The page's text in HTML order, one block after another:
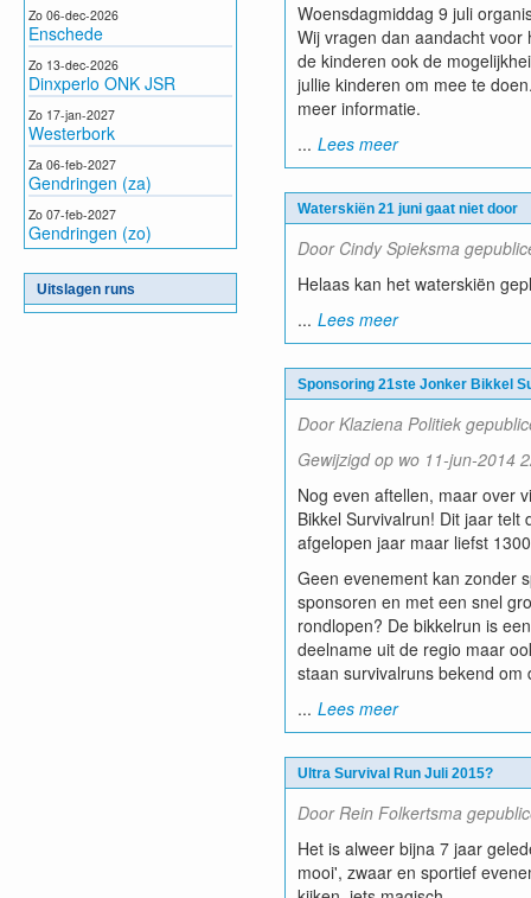
Zo 06-dec-2026
Enschede
Zo 13-dec-2026
Dinxperlo ONK JSR
Zo 17-jan-2027
Westerbork
Za 06-feb-2027
Gendringen (za)
Zo 07-feb-2027
Gendringen (zo)
Uitslagen runs
Woensdagmiddag 9 juli
Wij vragen dan aandacht
de kinderen ook de
jullie kinderen om mee te
meer informatie.
... Lees meer
Waterskiën 21 juni gaat niet door
Door Cindy Spieksma
Helaas kan het waterskiën
... Lees meer
Sponsoring 21ste Jonker Bikkel
Door Klaziena Politiek
Gewijzigd op wo 11-jun-2014
Nog even aftellen, maar over
Bikkel Survivalrun! Dit jaar
afgelopen jaar maar liefst
Geen evenement kan zonder
sponsoren en met een snel
rondlopen? De bikkelrun is
deelname uit de regio maar
staan survivalruns bekend
... Lees meer
Ultra Survival Run Juli 2015?
Door Rein Folkertsma
Het is alweer bijna 7 jaar
mooi', zwaar en sportief